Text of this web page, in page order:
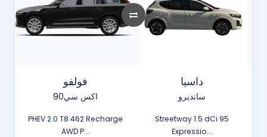
فولفو
اكس سي90
PHEV 2.0 T8 462 Recharge
AWD P...
داسيا
سانديرو
Streetway 1.5 dCi 95
Expressio...